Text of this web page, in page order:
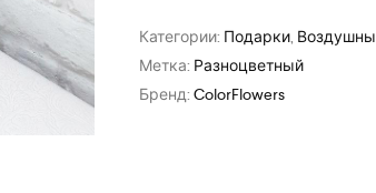
Категории: Подарки,
Метка: Разноцветный
Бренд: ColorFlowers